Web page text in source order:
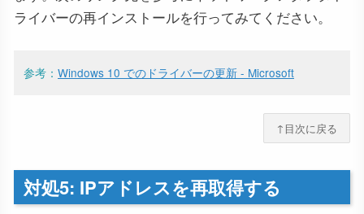
ライバーの再インストールを行ってみてください。
参考： Windows 10 でのドライバーの更新 - Microsoft
↑目次に戻る
対処5: IPアドレスを再取得する